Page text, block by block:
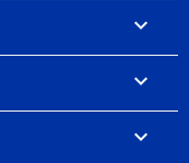


